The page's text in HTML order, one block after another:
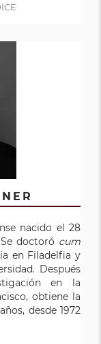
nacido el 28
doctoró cum
en Filadelfia y
Después
en la
obtiene la
desde 1972